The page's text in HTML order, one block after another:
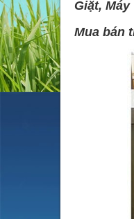
Giặt,
Mua bán